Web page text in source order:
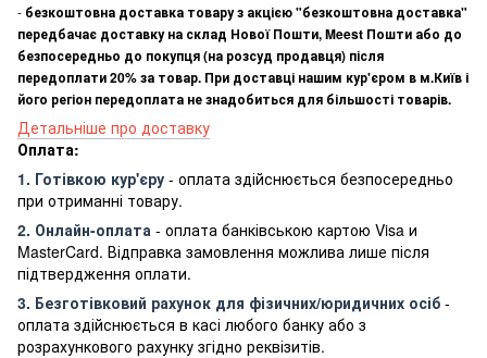
- безкоштовна доставка товару з акцією "безкоштовна доставка"
передбачає доставку на склад Нової Пошти, Meest Пошти або до
безпосередньо до покупця (на розсуд продавця) після
передоплати 20% за товар. При доставці нашим кур'єром в м.Київ і
його регіон передоплата не знадобиться для більшості товарів.
Детальніше про доставку
Оплата:
1. Готівкою кур'єру - оплата здійснюється безпосередньо
при отриманні товару.
2. Онлайн-оплата - оплата банківською картою Visa и
MasterCard. Відправка замовлення можлива лише після
підтвердження оплати.
3. Безготівковий рахунок для фізичних/юридичних осіб -
оплата здійснюється в касі любого банку або з
розрахункового рахунку згідно реквізитів.